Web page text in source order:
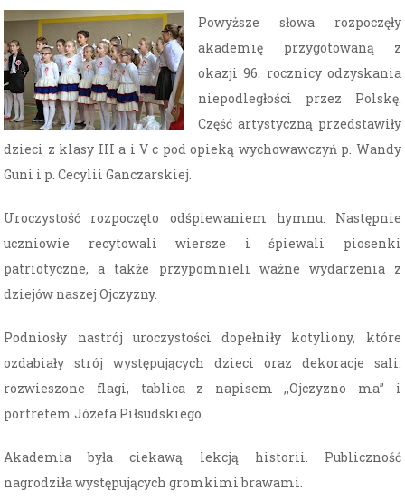
Powyższe słowa rozpoczęły
akademię przygotowaną z
okazji 96. rocznicy odzyskania
niepodległości przez Polskę.
Część artystyczną przedstawiły
dzieci z klasy III a i V c pod opieką wychowawczyń p. Wandy
Guni i p. Cecylii Ganczarskiej.
Uroczystość rozpoczęto odśpiewaniem hymnu. Następnie
uczniowie recytowali wiersze i śpiewali piosenki
patriotyczne, a także przypomnieli ważne wydarzenia z
dziejów naszej Ojczyzny.
Podniosły nastrój uroczystości dopełniły kotyliony, które
ozdabiały strój występujących dzieci oraz dekoracje sali:
rozwieszone flagi, tablica z napisem ,,Ojczyzno ma” i
portretem Józefa Piłsudskiego.
Akademia była ciekawą lekcją historii. Publiczność
nagrodziła występujących gromkimi brawami.